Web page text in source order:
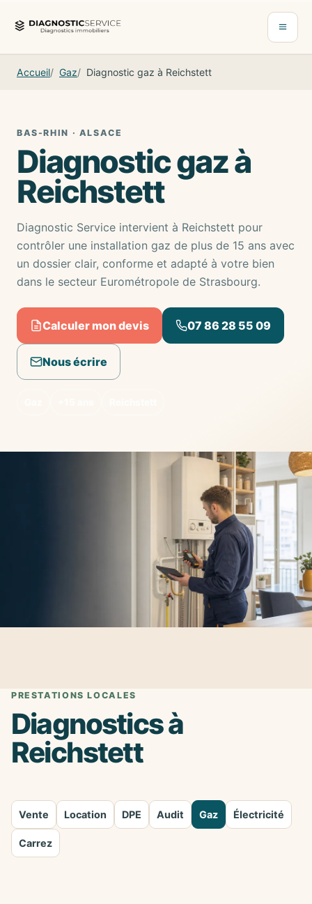
Ouvrir
Accueil Gaz Diagnostic gaz à Reichstett
BAS-RHIN · ALSACE
Diagnostic gaz à
Reichstett
Diagnostic Service intervient à Reichstett pour
contrôler une installation gaz de plus de 15 ans avec
un dossier clair, conforme et adapté à votre bien
dans le secteur Eurométropole de Strasbourg.
Calculer mon devis 07 86 28 55 09
Nous écrire
PRESTATIONS LOCALES
Diagnostics à
Reichstett
Vente Location DPE Audit Gaz Électricité
Carrez